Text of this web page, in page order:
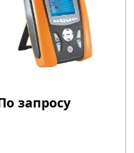
запросу